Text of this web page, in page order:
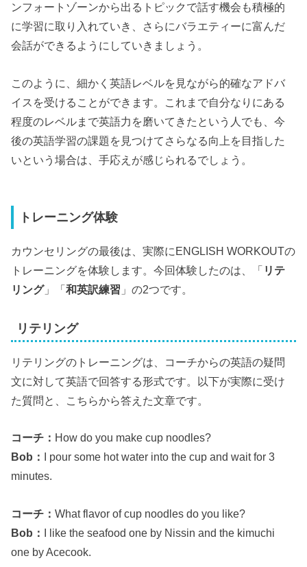
ンフォートゾーンから出るトピックで話す機会も積極的
に学習に取り入れていき、さらにバラエティーに富んだ
会話ができるようにしていきましょう。
このように、細かく英語レベルを見ながら的確なアドバ
イスを受けることができます。これまで自分なりにある
程度のレベルまで英語力を磨いてきたという人でも、今
後の英語学習の課題を見つけてさらなる向上を目指した
いという場合は、手応えが感じられるでしょう。
トレーニング体験
カウンセリングの最後は、実際にENGLISH WORKOUTの
トレーニングを体験します。今回体験したのは、「 リテ
リング」「和英訳練習 」の2つです。
リテリング
リテリングのトレーニングは、コーチからの英語の疑問
文に対して英語で回答する形式です。以下が実際に受け
た質問と、こちらから答えた文章です。
コーチ： How do you make cup noodles?
Bob： I pour some hot water into the cup and wait for 3
minutes.
コーチ：What flavor of cup noodles do you like?
Bob： I like the seafood one by Nissin and the kimuchi
one by Acecook.